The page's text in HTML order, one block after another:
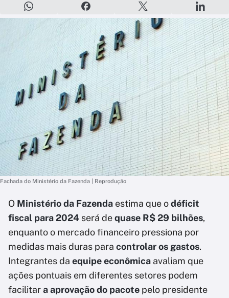
Fachada do Ministério da Fazenda | Reprodução
O Ministério da Fazenda estima que odéficit
fiscal para 2024 será dequase R$ 29 bilhões,
enquanto o mercado financeiro pressiona por
medidas mais duras para controlar os gastos.
Integrantes da equipe econômica avaliam que
ações pontuais em diferentes setores podem
facilitara aprovação do pacote pelo presidente